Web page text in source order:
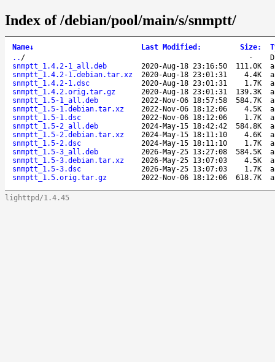
Index of /debian/pool/main/s/snmptt/
Name↓ Last Modified : Size:
.. / -
snmptt_1.4.2-1_all.deb
2020-Aug-18 23:16:50 111.0K
snmptt_1.4.2-1.debian.tar.xz
2020-Aug-18 23:01:31 4.4K
snmptt_1.4.2-1.dsc
2020-Aug-18 23:01:31 1.7K
snmptt_1.4.2.orig.tar.gz
2020-Aug-18 23:01:31 139.3K
snmptt_1.5-1_all.deb
2022-Nov-06 18:57:58 584.7K
snmptt_1.5-1.debian.tar.xz
2022-Nov-06 18:12:06 4.5K
snmptt_1.5-1.dsc
2022-Nov-06 18:12:06 1.7K
snmptt_1.5-2_all.deb
2024-May-15 18:42:42 584.8K
snmptt_1.5-2.debian.tar.xz
2024-May-15 18:11:10 4.6K
snmptt_1.5-2.dsc
2024-May-15 18:11:10 1.7K
snmptt_1.5-3_all.deb
2026-May-25 13:27:08 584.5K
snmptt_1.5-3.debian.tar.xz
2026-May-25 13:07:03 4.5K
snmptt_1.5-3.dsc
2026-May-25 13:07:03 1.7K
snmptt_1.5.orig.tar.gz
2022-Nov-06 18:12:06 618.7K
lighttpd/1.4.45